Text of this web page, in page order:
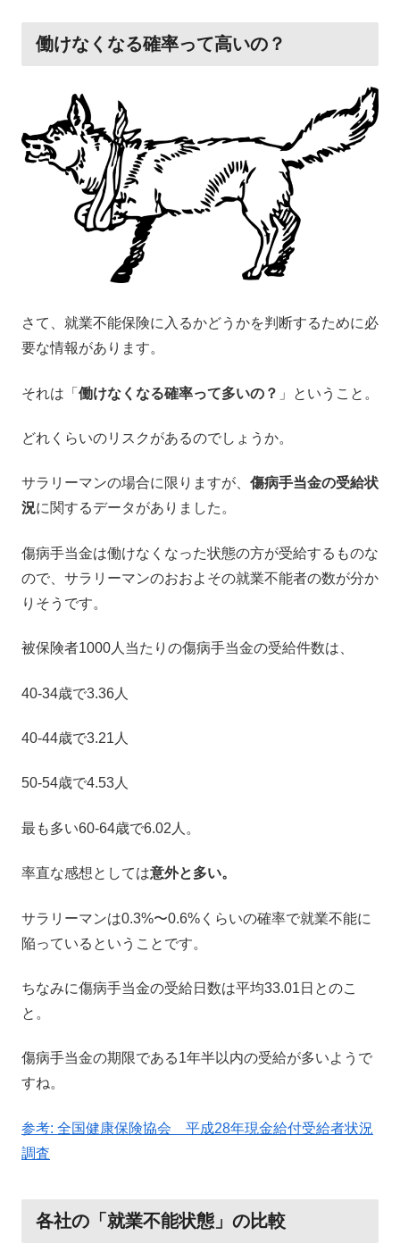
働けなくなる確率って高いの？
さて、就業不能保険に入るかどうかを判断するために必
要な情報があります。
それは「 働けなくなる確率って多いの？ 」ということ。
どれくらいのリスクがあるのでしょうか。
サラリーマンの場合に限りますが、 傷病手当金の受給状
況に関するデータがありました。
傷病手当金は働けなくなった状態の方が受給するものな
ので、サラリーマンのおおよその就業不能者の数が分か
りそうです。
被保険者1000人当たりの傷病手当金の受給件数は、
40-34歳で3.36人
40-44歳で3.21人
50-54歳で4.53人
最も多い60-64歳で6.02人。
率直な感想としては意外と多い。
サラリーマンは0.3%〜0.6%くらいの確率で就業不能に
陥っているということです。
ちなみに傷病手当金の受給日数は平均33.01日とのこ
と。
傷病手当金の期限である1年半以内の受給が多いようで
すね。
参考: 全国健康保険協会 平成28年現金給付受給者状況
調査
各社の「就業不能状態」の比較